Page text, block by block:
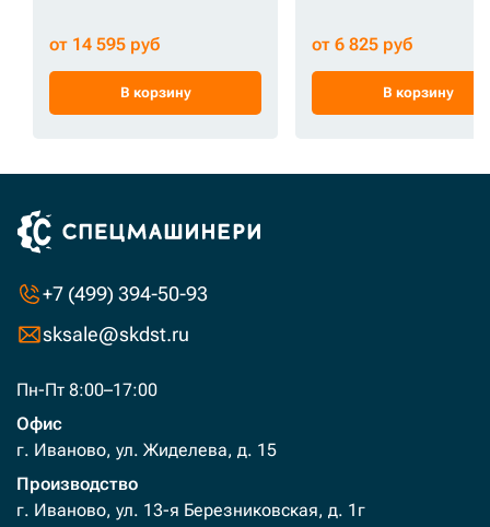
от 14 595 руб
В корзину
от 6 825 руб
В корзину
+7 (499) 394-50-93
sksale@skdst.ru
Пн-Пт 8:00–17:00
Офис
г. Иваново, ул. Жиделева, д. 15
Производство
г. Иваново, ул. 13-я Березниковская, д. 1г